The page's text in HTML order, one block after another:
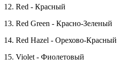
12. Red - Красный
13. Red Green - Красно-Зеленый
14. Red Hazel - Орехово-Красный
15. Violet - Фиолетовый